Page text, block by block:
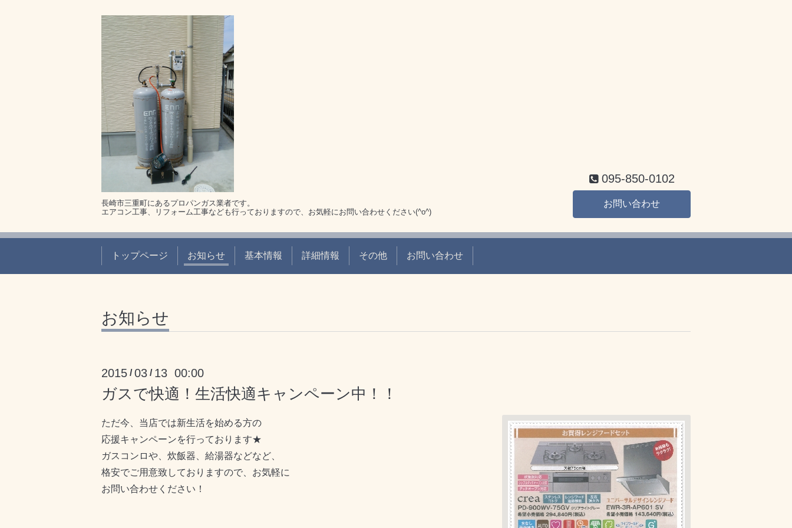
長崎市三重町にあるプロパンガス業者です。
エアコン工事、リフォーム工事なども行っておりますので、お気軽にお問い合わせください(^o^)
095-850-0102
お問い合わせ
トップページ お知らせ 基本情報 詳細情報 その他 お問い合わせ
お知らせ
2015 /03 / 13 00:00
ガスで快適！生活快適キャンペーン中！！
ただ今、当店では新生活を始める方の
応援キャンペーンを行っております★
ガスコンロや、炊飯器、給湯器などなど、
格安でご用意致しておりますので、お気軽に
お問い合わせください！